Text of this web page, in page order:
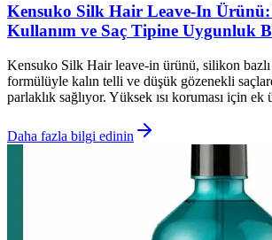
Kensuko Silk Hair Leave-In Ürünü:
Kullanım ve Saç Tipine Uygunluk
Kensuko Silk Hair leave-in ürünü, silikon bazlı
formülüyle kalın telli ve düşük gözenekli
parlaklık sağlıyor. Yüksek ısı koruması için
Daha fazla bilgi edinin